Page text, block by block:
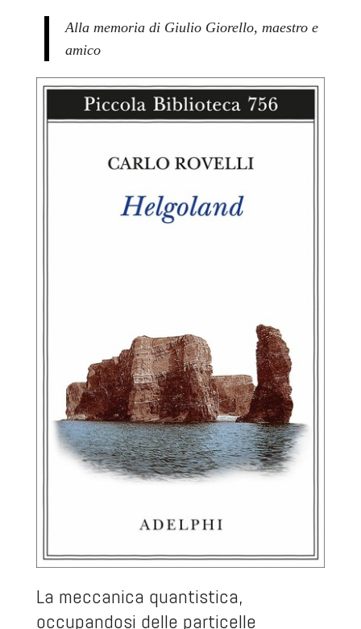
Alla memoria di Giulio Giorello, maestro e
amico
La meccanica quantistica,
occupandosi delle particelle